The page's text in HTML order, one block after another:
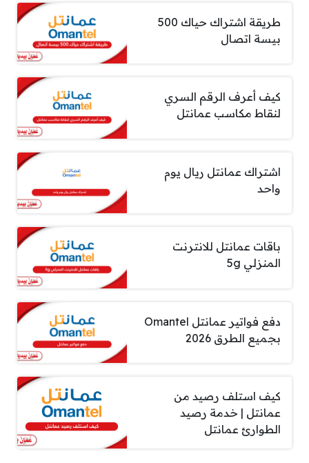
طريقة اشتراك حياك 500
بيسة اتصال
كيف أعرف الرقم السري
لنقاط مكاسب عمانتل
اشتراك عمانتل ريال يوم
واحد
باقات عمانتل للانترنت
المنزلي 5g
دفع فواتير عمانتل Omantel
بجميع الطرق 2026
كيف استلف رصيد من
عمانتل | خدمة رصيد
الطوارئ عمانتل